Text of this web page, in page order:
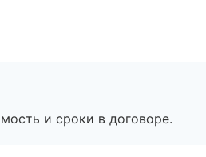
и сроки в договоре.